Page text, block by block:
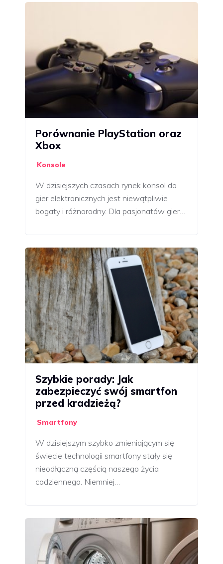
Porównanie PlayStation oraz
Xbox
Konsole
W dzisiejszych czasach rynek konsol do
gier elektronicznych jest niewątpliwie
bogaty i różnorodny. Dla pasjonatów gier…
Szybkie porady: Jak
zabezpieczyć swój smartfon
przed kradzieżą?
Smartfony
W dzisiejszym szybko zmieniającym się
świecie technologii smartfony stały się
nieodłączną częścią naszego życia
codziennego. Niemniej…